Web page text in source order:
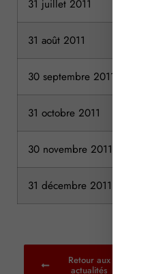
31 juillet 2011
31 août 2011
30 septembre 2011
31 octobre 2011
30 novembre 2011
31 décembre 2011
Retour aux
actualités